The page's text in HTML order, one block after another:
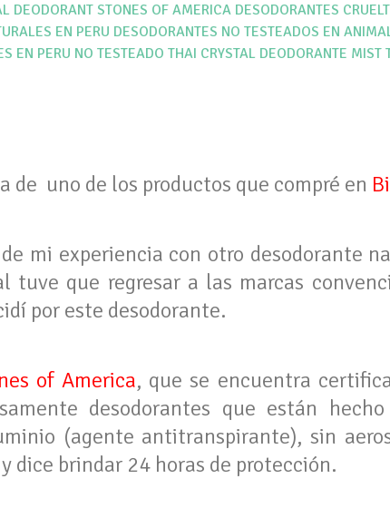
DEODORANT STONES OF AMERICA DESODORANTES
EN PERU DESODORANTES NO TESTEADOS EN
EN PERU NO TESTEADO THAI CRYSTAL DEODORANTE MIST
de uno de los productos que compré en
mi experiencia con otro desodorante
tuve que regresar a las marcas
por este desodorante.
of America, que se encuentra
desodorantes que están
(agente antitranspirante), sin
dice brindar 24 horas de protección.